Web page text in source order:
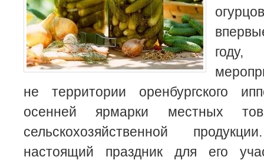
году,
не территории оренбургского
осенней ярмарки местных
сельскохозяйственной
настоящий праздник для его